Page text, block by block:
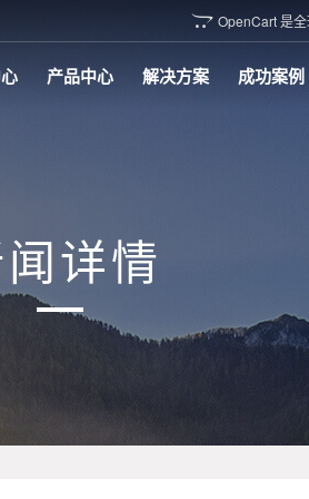
 OpenCart 是
产品中心 解决方案 成功案例
详情